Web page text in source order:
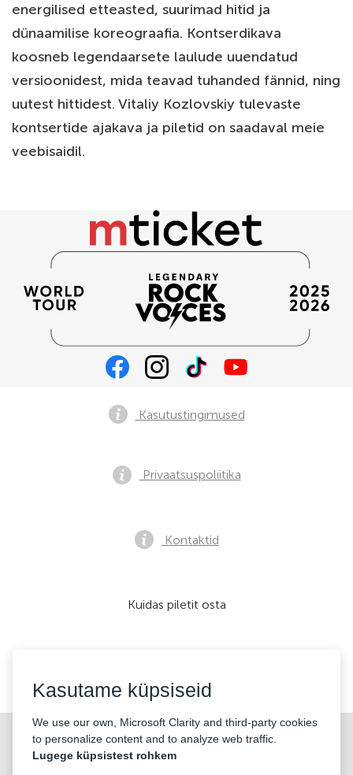
energilised etteasted, suurimad hitid ja
dünaamilise koreograafia. Kontserdikava
koosneb legendaarsete laulude uuendatud
versioonidest, mida teavad tuhanded fännid, ning
uutest hittidest. Vitaliy Kozlovskiy tulevaste
kontsertide ajakava ja piletid on saadaval meie
veebisaidil.
©2026 «KONTRAMARKA OÜ» Kõik õigused kaitstud
Kasutustingimused
Privaatsuspoliitika
Kontaktid
Kuidas piletit osta
Kasutame küpsiseid
We use our own, Microsoft Clarity and third-party cookies
to personalize content and to analyze web traffic.
Lugege küpsistest rohkem